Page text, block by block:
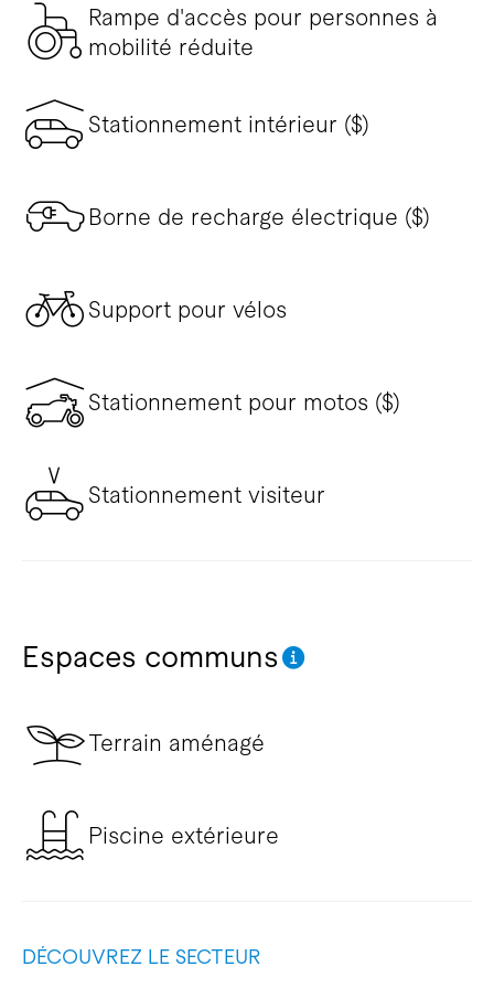
Rampe d'accès pour personnes à
mobilité réduite
Stationnement intérieur ($)
Borne de recharge électrique ($)
Support pour vélos
Stationnement pour motos ($)
Stationnement visiteur
Espaces communs
Terrain aménagé
Piscine extérieure
DÉCOUVREZ LE SECTEUR